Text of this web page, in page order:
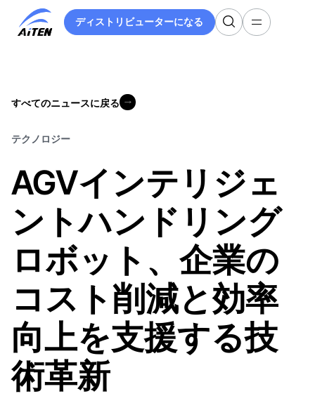
ディストリビューターになる
ディストリビューターになる
すべてのニュースに戻る
テクノロジー
AGVインテリジェ
ントハンドリング
ロボット、企業の
コスト削減と効率
向上を支援する技
術革新